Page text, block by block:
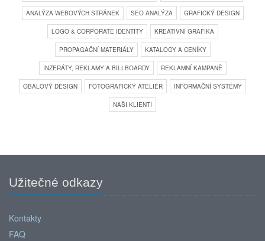
ANALÝZA WEBOVÝCH STRÁNEK SEO ANALÝZA GRAFICKÝ DESIGN
LOGO & CORPORATE IDENTITY KREATIVNÍ GRAFIKA
PROPAGAČNÍ MATERIÁLY KATALOGY A CENÍKY
INZERÁTY, REKLAMY A BILLBOARDY REKLAMNÍ KAMPANĚ
OBALOVÝ DESIGN FOTOGRAFICKÝ ATELIÉR INFORMAČNÍ SYSTÉMY
NAŠI KLIENTI
Užitečné odkazy
Kontakty
FAQ